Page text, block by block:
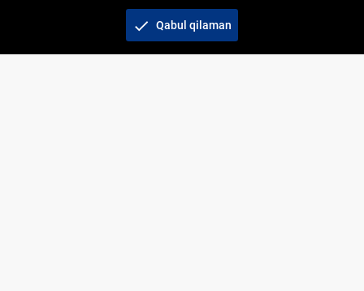
tashkil etish" AJ. Barcha huquqlar himoyalangan
check Qabul qilaman